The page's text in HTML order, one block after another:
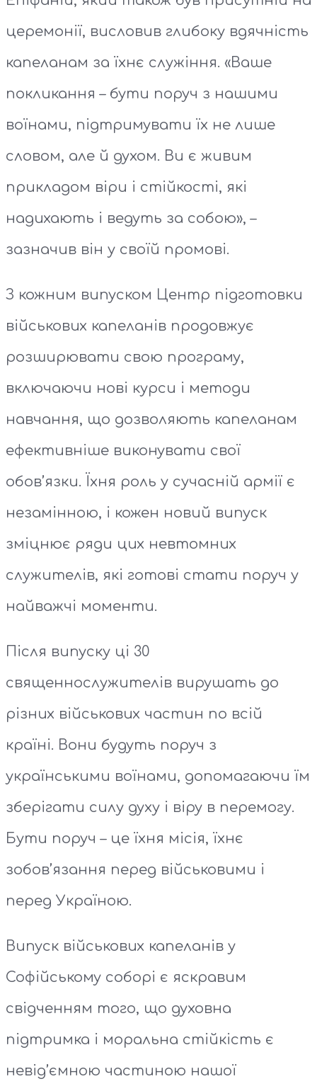
церемонії, висловив глибоку вдячність
капеланам за їхнє служіння. «Ваше
покликання – бути поруч з нашими
воїнами, підтримувати їх не лише
словом, але й духом. Ви є живим
прикладом віри і стійкості, які
надихають і ведуть за собою», –
зазначив він у своїй промові.
З кожним випуском Центр підготовки
військових капеланів продовжує
розширювати свою програму,
включаючи нові курси і методи
навчання, що дозволяють капеланам
ефективніше виконувати свої
обов’язки. Їхня роль у сучасній армії є
незамінною, і кожен новий випуск
зміцнює ряди цих невтомних
служителів, які готові стати поруч у
найважчі моменти.
Після випуску ці 30
священнослужителів вирушать до
різних військових частин по всій
країні. Вони будуть поруч з
українськими воїнами, допомагаючи їм
зберігати силу духу і віру в перемогу.
Бути поруч – це їхня місія, їхнє
зобов’язання перед військовими і
перед Україною.
Випуск військових капеланів у
Софійському соборі є яскравим
свідченням того, що духовна
підтримка і моральна стійкість є
невід’ємною частиною нашої